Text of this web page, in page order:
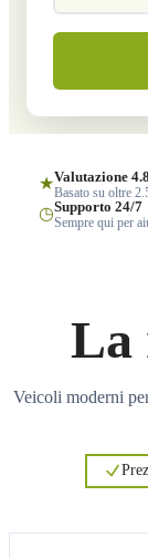
★Valutazione
Basato su oltre
◷Supporto 24/7
Sempre qui per
La
Veicoli moderni